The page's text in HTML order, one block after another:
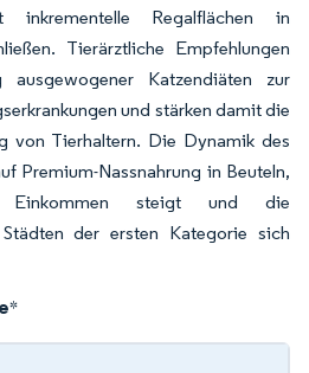
Regalflächen in
Tierärztliche Empfehlungen
Katzendiäten zur
und stärken damit die
von Tierhaltern. Die Dynamik des
Premium-Nassnahrung in Beuteln,
steigt und die
der ersten Kategorie sich
*